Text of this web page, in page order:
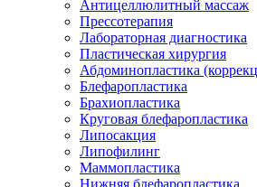
Антицеллюлитный массаж
Прессотерапия
Лабораторная диагностика
Пластическая хирургия
Абдоминопластика
Блефаропластика
Брахиопластика
Круговая блефаропластика
Липосакция
Липофилинг
Маммопластика
Нижняя блефаропластика